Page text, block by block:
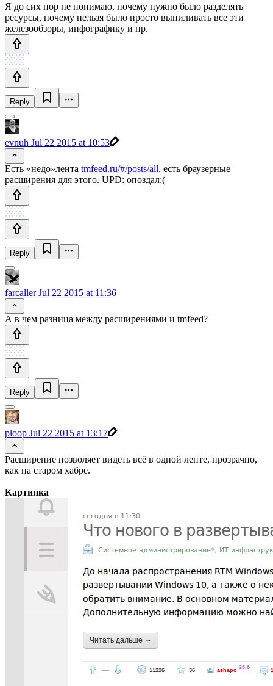
Я до сих пор не понимаю, почему нужно было разделять
ресурсы, почему нельзя было просто выпиливать все эти
железообзоры, инфографику и пр.
Reply
evnuh Jul 22 2015 at 10:53
Есть «недо»лента tmfeed.ru/#/posts/all, есть браузерные
расширения для этого. UPD: опоздал:(
Reply
farcallerJul 22 2015 at 11:36
А в чем разница между расширениями и tmfeed?
Reply
ploop Jul 22 2015 at 13:17
Расширение позволяет видеть всё в одной ленте, прозрачно,
как на старом хабре.
Картинка